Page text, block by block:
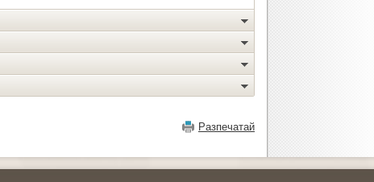
Разпечатай